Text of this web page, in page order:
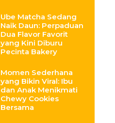
Ube Matcha Sedang
Naik Daun: Perpaduan
Dua Flavor Favorit
yang Kini Diburu
Pecinta Bakery
Momen Sederhana
yang Bikin Viral: Ibu
dan Anak Menikmati
Chewy Cookies
Bersama